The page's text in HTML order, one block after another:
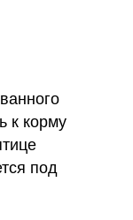
к корму
под